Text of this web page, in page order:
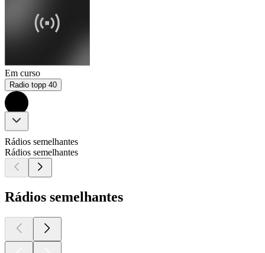
Em curso
Radio topp 40
Rádios semelhantes
Rádios semelhantes
Rádios semelhantes